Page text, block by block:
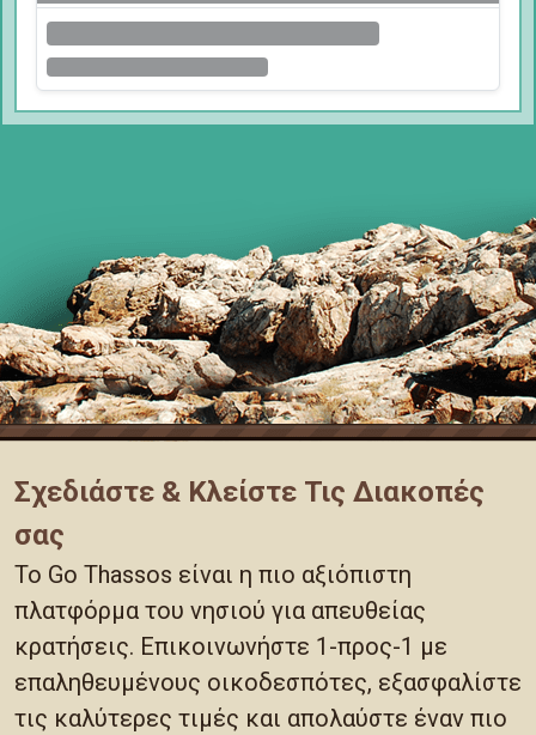
Σχεδιάστε & Κλείστε Τις Διακοπές
σας
Το Go Thassos είναι η πιο αξιόπιστη
πλατφόρμα του νησιού για απευθείας
κρατήσεις. Επικοινωνήστε 1-προς-1 με
επαληθευμένους οικοδεσπότες, εξασφαλίστε
τις καλύτερες τιμές και απολαύστε έναν πιο